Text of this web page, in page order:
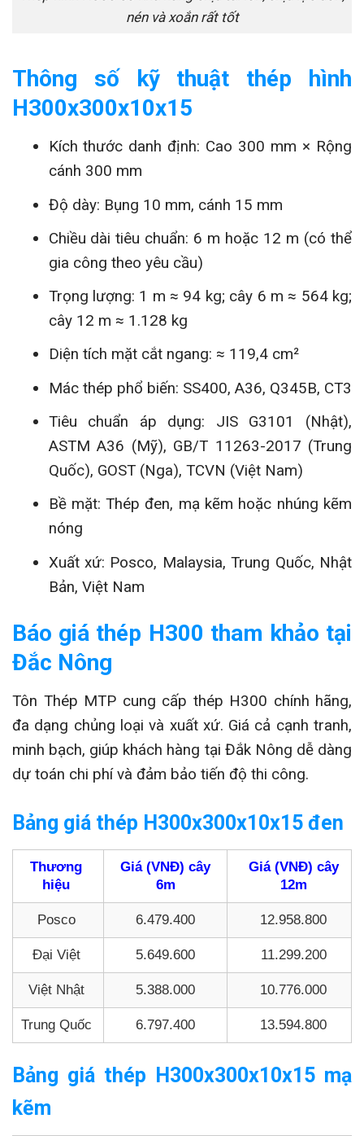
nén và xoắn rất tốt
Thông số kỹ thuật thép hình
H300x300x10x15
Kích thước danh định: Cao 300 mm × Rộng
cánh 300 mm
Độ dày: Bụng 10 mm, cánh 15 mm
Chiều dài tiêu chuẩn: 6 m hoặc 12 m (có thể
gia công theo yêu cầu)
Trọng lượng: 1 m ≈ 94 kg; cây 6 m ≈ 564 kg;
cây 12 m ≈ 1.128 kg
Diện tích mặt cắt ngang: ≈ 119,4 cm²
Mác thép phổ biến: SS400, A36, Q345B, CT3
Tiêu chuẩn áp dụng: JIS G3101 (Nhật),
ASTM A36 (Mỹ), GB/T 11263-2017 (Trung
Quốc), GOST (Nga), TCVN (Việt Nam)
Bề mặt: Thép đen, mạ kẽm hoặc nhúng kẽm
nóng
Xuất xứ: Posco, Malaysia, Trung Quốc, Nhật
Bản, Việt Nam
Báo giá thép H300 tham khảo tại
Đắc Nông
Tôn Thép MTP cung cấp thép H300 chính hãng,
đa dạng chủng loại và xuất xứ. Giá cả cạnh tranh,
minh bạch, giúp khách hàng tại Đắk Nông dễ dàng
dự toán chi phí và đảm bảo tiến độ thi công.
Bảng giá thép H300x300x10x15 đen
Thương
hiệu
Giá (VNĐ) cây
6m
Giá (VNĐ) cây
12m
Posco 6.479.400 12.958.800
Đại Việt 5.649.600 11.299.200
Việt Nhật 5.388.000 10.776.000
Trung Quốc 6.797.400 13.594.800
Bảng giá thép H300x300x10x15 mạ
kẽm